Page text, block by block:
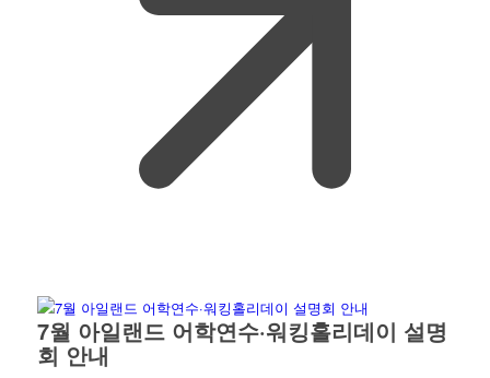
7월 아일랜드 어학연수·워킹홀리데이 설명
회 안내